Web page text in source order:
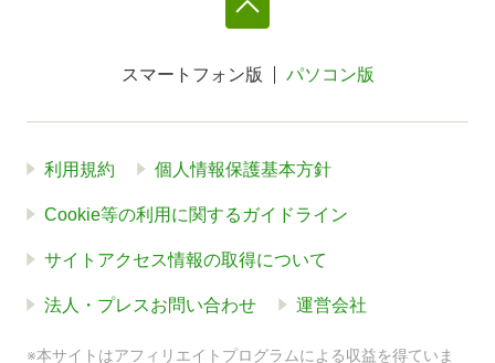
スマートフォン版 パソコン版
利用規約 個人情報保護基本方針
Cookie等の利用に関するガイドライン
サイトアクセス情報の取得について
法人・プレスお問い合わせ 運営会社
※本サイトはアフィリエイトプログラムによる収益を得ていま